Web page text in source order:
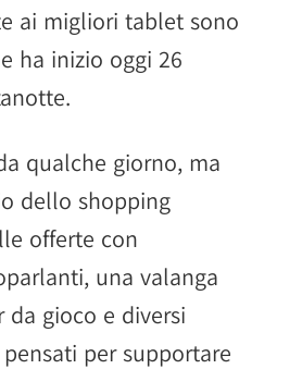
ai migliori tablet sono
ha inizio oggi 26
qualche giorno, ma
dello shopping
offerte con
una valanga
gioco e diversi
per supportare